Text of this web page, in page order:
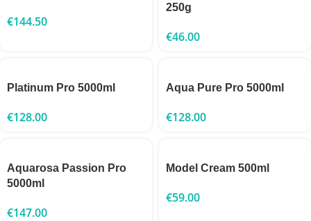
€144.50
250g
€46.00
Platinum Pro 5000ml
€128.00
Aqua Pure Pro 5000ml
€128.00
Aquarosa Passion Pro
5000ml
€147.00
Model Cream 500ml
€59.00